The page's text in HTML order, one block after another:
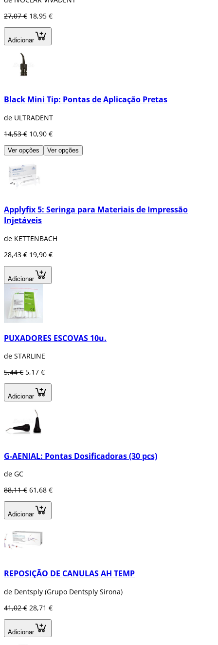
27,07 € 18,95 €
Adicionar
Black Mini Tip: Pontas de Aplicação Pretas
de ULTRADENT
14,53 € 10,90 €
Ver opções Ver opções
Applyfix 5: Seringa para Materiais de Impressão
Injetáveis
de KETTENBACH
28,43 € 19,90 €
Adicionar
PUXADORES ESCOVAS 10u.
de STARLINE
5,44 € 5,17 €
Adicionar
G-AENIAL: Pontas Dosificadoras (30 pcs)
de GC
88,11 € 61,68 €
Adicionar
REPOSIÇÃO DE CANULAS AH TEMP
de Dentsply (Grupo Dentsply Sirona)
41,02 € 28,71 €
Adicionar